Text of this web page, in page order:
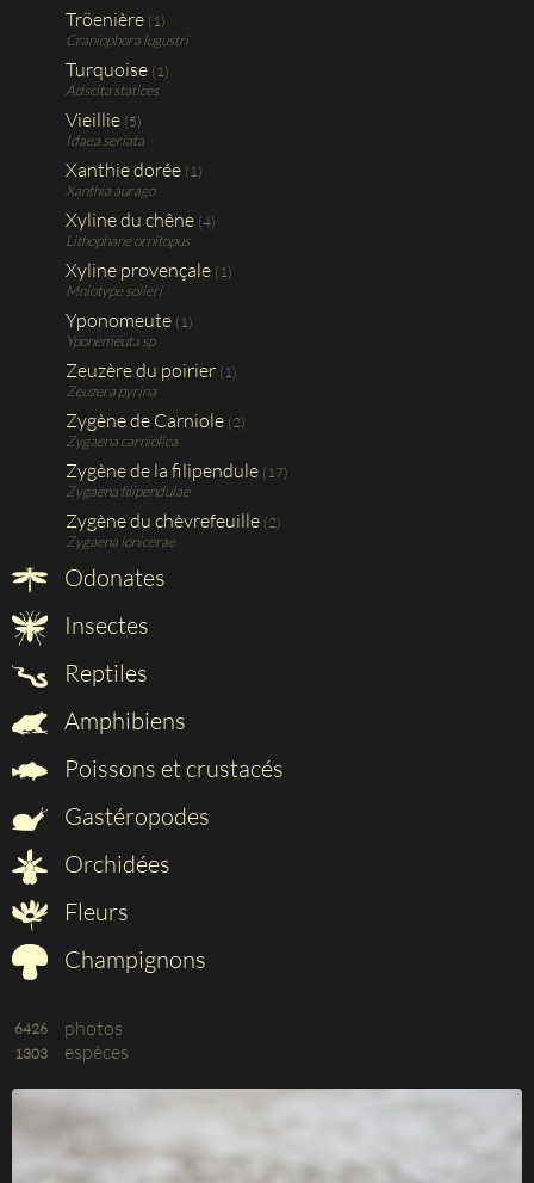
Tröenière (1)
Craniophora lugustri
Turquoise (1)
Adscita statices
Vieillie (5)
Idaea seriata
Xanthie dorée (1)
Xanthia aurago
Xyline du chêne (4)
Lithophane ornitopus
Xyline provençale (1)
Mniotype solieri
Yponomeute (1)
Yponemeuta sp
Zeuzère du poirier (1)
Zeuzera pyrina
Zygène de Carniole (2)
Zygaena carniolica
Zygène de la filipendule (17)
Zygaena filipendulae
Zygène du chèvrefeuille (2)
Zygaena ionicerae
Odonates
Insectes
Reptiles
Amphibiens
Poissons et crustacés
Gastéropodes
Orchidées
Fleurs
Champignons
6426 photos
1303 espèces